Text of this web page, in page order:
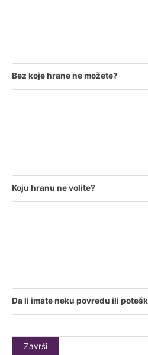
Bez koje hrane ne možete?
Koju hranu ne volite?
Da li imate neku povredu ili